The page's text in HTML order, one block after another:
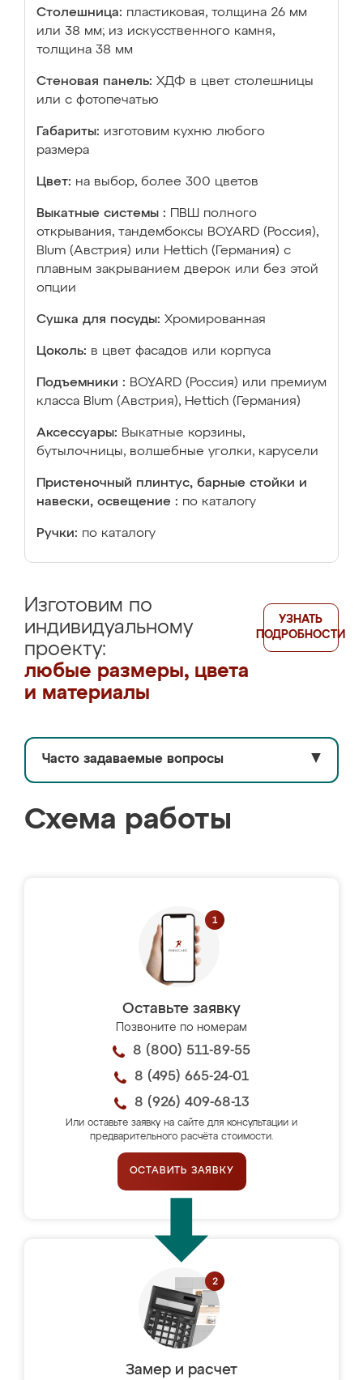
Столешница: пластиковая, толщина 26 мм
или 38 мм; из искусственного камня,
толщина 38 мм
Стеновая панель: ХДФ в цвет столешницы
или с фотопечатью
Габариты: изготовим кухню любого
размера
Цвет: на выбор, более 300 цветов
Выкатные системы :
ПВШ полного
открывания, тандембоксы BOYARD (Россия),
Blum (Австрия) или Hettich (Германия) с
плавным закрыванием дверок или без этой
опции
Сушка для посуды: Хромированная
Цоколь: в цвет фасадов или корпуса
Подъемники : BOYARD (Россия) или премиум
класса Blum (Австрия), Hettich (Германия)
Аксессуары: Выкатные корзины,
бутылочницы, волшебные уголки, карусели
Пристеночный плинтус, барные стойки и
навески, освещение : по каталогу
Ручки: по каталогу
Изготовим по
индивидуальному
проекту:
любые размеры, цвета
и материалы
УЗНАТЬ
ПОДРОБНОСТИ
Часто задаваемые вопросы ▼
Схема работы
Оставьте заявку
Позвоните по номерам
8 (800) 511-89-55
8 (495) 665-24-01
8 (926) 409-68-13
Или оставьте заявку на сайте для консультации и
предварительного расчёта стоимости.
ОСТАВИТЬ ЗАЯВКУ
Замер и расчет